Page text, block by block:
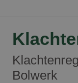
Bolwerk